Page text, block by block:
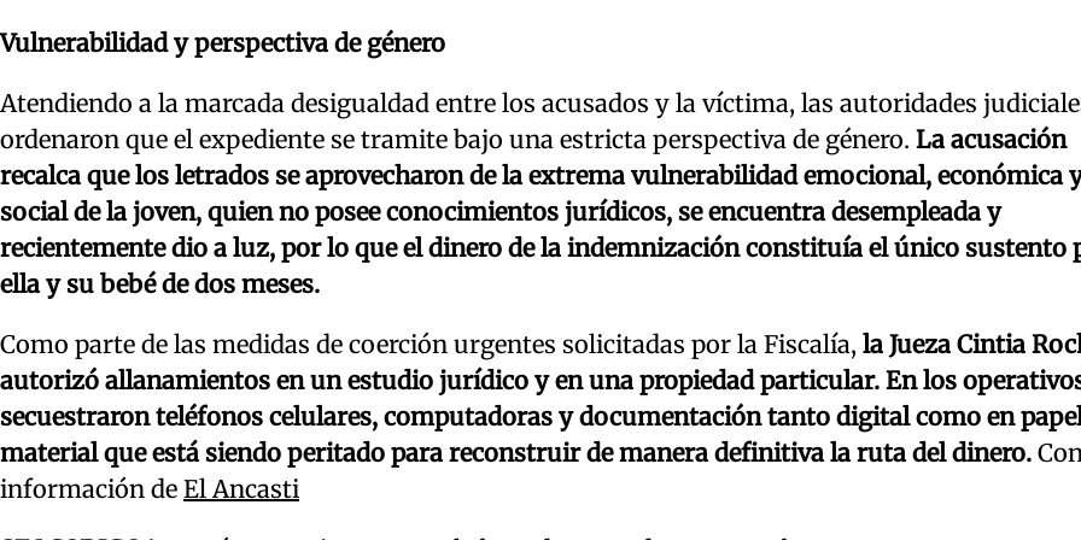
Vulnerabilidad y perspectiva de género
Atendiendo a la marcada desigualdad entre los acusados y la víctima, las autoridades
ordenaron que el expediente se tramite bajo una estricta perspectiva de género. La acusación
recalca que los letrados se aprovecharon de la extrema vulnerabilidad emocional, económica
social de la joven, quien no posee conocimientos jurídicos, se encuentra desempleada y
recientemente dio a luz, por lo que el dinero de la indemnización constituía el único sustento
ella y su bebé de dos meses.
Como parte de las medidas de coerción urgentes solicitadas por la Fiscalía, la Jueza Cintia
autorizó allanamientos en un estudio jurídico y en una propiedad particular. En los
secuestraron teléfonos celulares, computadoras y documentación tanto digital como en
material que está siendo peritado para reconstruir de manera definitiva la ruta del dinero.
información de El Ancasti